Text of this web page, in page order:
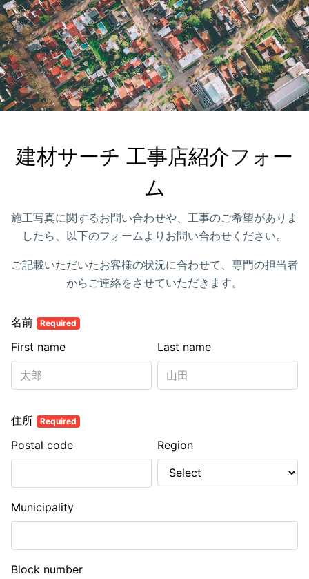
建材サーチ 工事店紹介フォー
ム
施工写真に関するお問い合わせや、工事のご希望がありま
したら、以下のフォームよりお問い合わせください。
ご記載いただいたお客様の状況に合わせて、専門の担当者
からご連絡をさせていただきます。
名前 Required
Last name
First name
住所 Required
Postal code Region
Municipality
Block number